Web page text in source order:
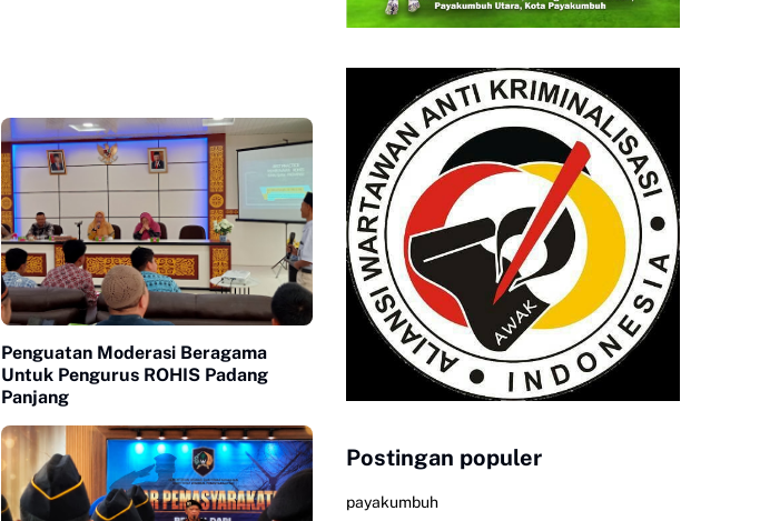
Penguatan Moderasi Beragama
Untuk Pengurus ROHIS Padang
Panjang
Postingan populer
payakumbuh